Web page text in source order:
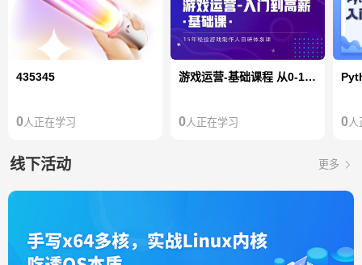
435345
0 人正在学习
游戏运营-基础课程 从0-1发行一款游戏项目
0 人正在学习 0
线下活动 更多